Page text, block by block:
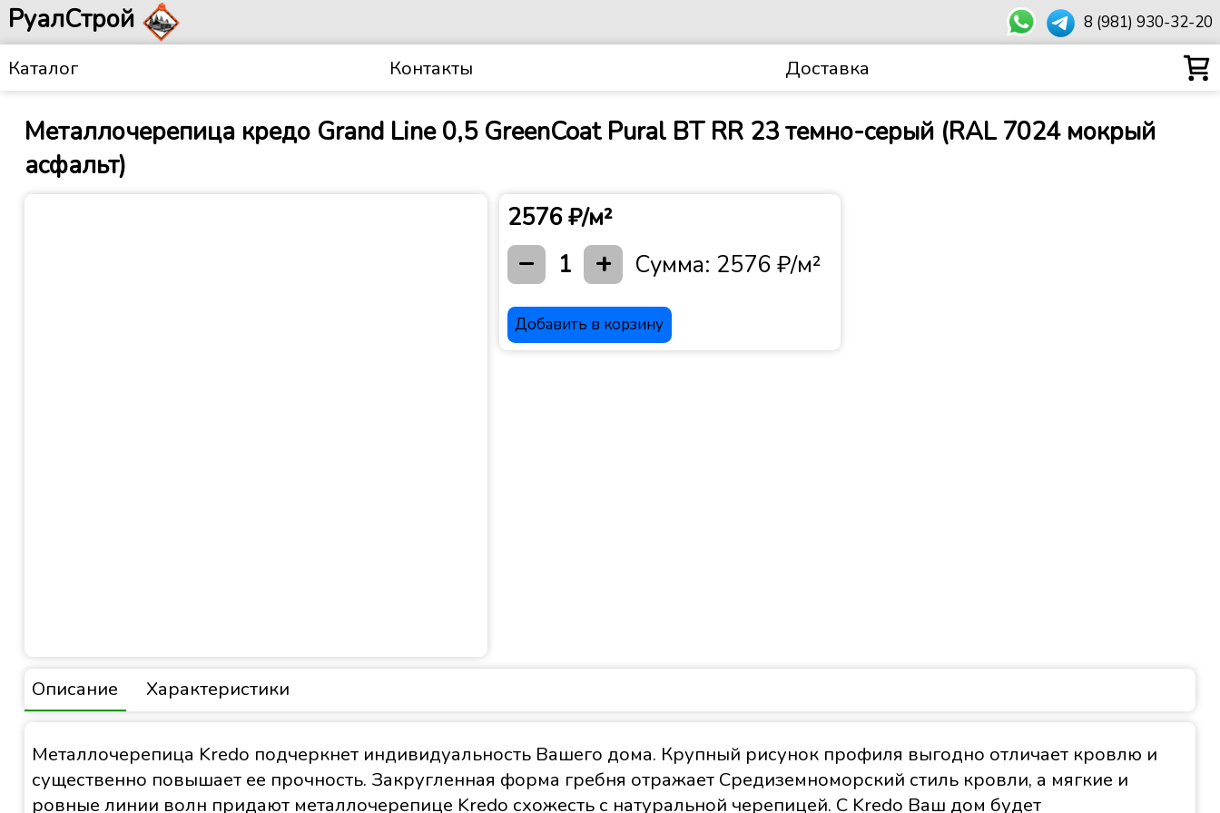
РуалСтрой 8 (981) 930-32-20
Каталог Контакты Доставка
Металлочерепица кредо Grand Line 0,5 GreenCoat Pural BT RR 23 темно-серый (RAL 7024 мокрый
асфальт)
2576 ₽/м²
− 1 + Сумма: 2576 ₽/м²
Добавить в корзину
Описание Характеристики
Металлочерепица Kredo подчеркнет индивидуальность Вашего дома. Крупный рисунок профиля выгодно отличает кровлю и
существенно повышает ее прочность. Закругленная форма гребня отражает Средиземноморский стиль кровли, а мягкие и
ровные линии волн придают металлочерепице Kredo схожесть с натуральной черепицей. С Kredo Ваш дом будет